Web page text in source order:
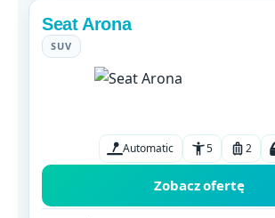
Seat Arona
SUV
Automatic 5 2
Zobacz ofertę